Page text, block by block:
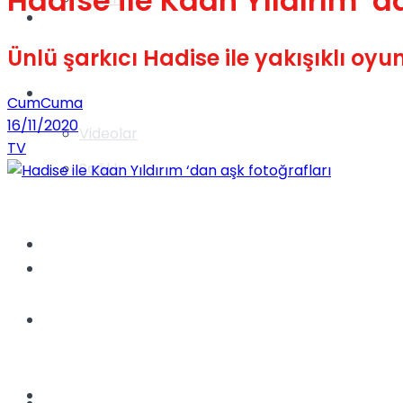
Videolar
Gündem
Yaşam
Sağlık
Ünlü şarkıcı Hadise ile yakışıklı
CumCuma
16/11/2020
TV